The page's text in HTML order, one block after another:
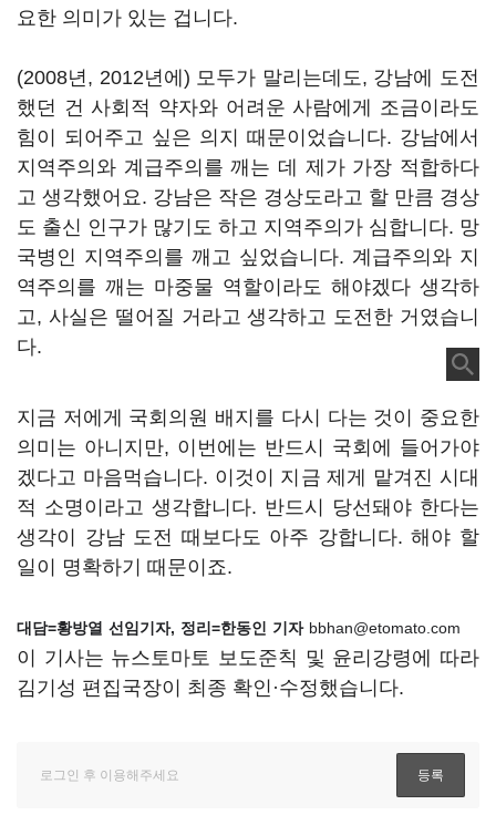
요한 의미가 있는 겁니다.
(2008년, 2012년에) 모두가 말리는데도, 강남에 도전
했던 건 사회적 약자와 어려운 사람에게 조금이라도
힘이 되어주고 싶은 의지 때문이었습니다. 강남에서
지역주의와 계급주의를 깨는 데 제가 가장 적합하다
고 생각했어요. 강남은 작은 경상도라고 할 만큼 경상
도 출신 인구가 많기도 하고 지역주의가 심합니다. 망
국병인 지역주의를 깨고 싶었습니다. 계급주의와 지
역주의를 깨는 마중물 역할이라도 해야겠다 생각하
고, 사실은 떨어질 거라고 생각하고 도전한 거였습니
다.
지금 저에게 국회의원 배지를 다시 다는 것이 중요한
의미는 아니지만, 이번에는 반드시 국회에 들어가야
겠다고 마음먹습니다. 이것이 지금 제게 맡겨진 시대
적 소명이라고 생각합니다. 반드시 당선돼야 한다는
생각이 강남 도전 때보다도 아주 강합니다. 해야 할
일이 명확하기 때문이죠.
대담=황방열 선임기자, 정리=한동인 기자 bbhan@etomato.com
이 기사는 뉴스토마토 보도준칙 및 윤리강령에 따라
김기성 편집국장이 최종 확인·수정했습니다.